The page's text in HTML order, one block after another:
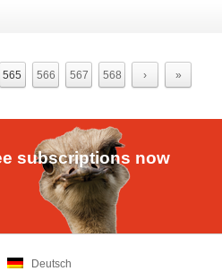
565 566 567 568 › »
subscriptions now
Deutsch